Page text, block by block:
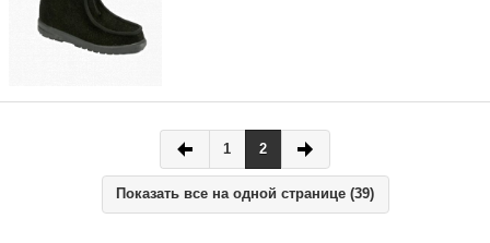
1 2
Показать все на одной странице (39)